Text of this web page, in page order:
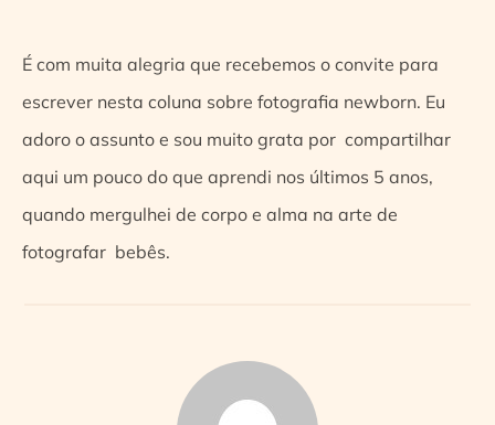
É com muita alegria que recebemos o convite para
escrever nesta coluna sobre fotografia newborn. Eu
adoro o assunto e sou muito grata por compartilhar
aqui um pouco do que aprendi nos últimos 5 anos,
quando mergulhei de corpo e alma na arte de
fotografar bebês.